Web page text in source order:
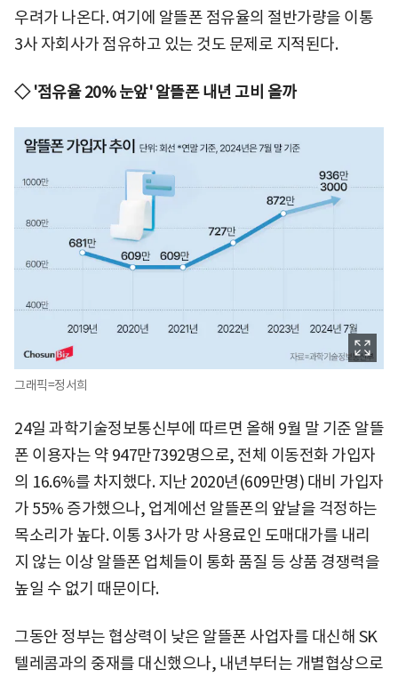
우려가 나온다. 여기에 알뜰폰 점유율의 절반가량을 이통
3사 자회사가 점유하고 있는 것도 문제로 지적된다.
◇ '점유율 20% 눈앞' 알뜰폰 내년 고비 올까
그래픽=정서희
24일 과학기술정보통신부에 따르면 올해 9월 말 기준 알뜰
폰 이용자는 약 947만7392명으로, 전체 이동전화 가입자
의 16.6%를 차지했다. 지난 2020년(609만명) 대비 가입자
가 55% 증가했으나, 업계에선 알뜰폰의 앞날을 걱정하는
목소리가 높다. 이통 3사가 망 사용료인 도매대가를 내리
지 않는 이상 알뜰폰 업체들이 통화 품질 등 상품 경쟁력을
높일 수 없기 때문이다.
그동안 정부는 협상력이 낮은 알뜰폰 사업자를 대신해 SK
텔레콤과의 중재를 대신했으나, 내년부터는 개별협상으로